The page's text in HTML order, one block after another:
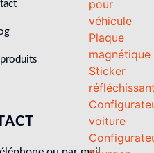
pour
véhicule
Plaque
magnétique
Sticker
voiture